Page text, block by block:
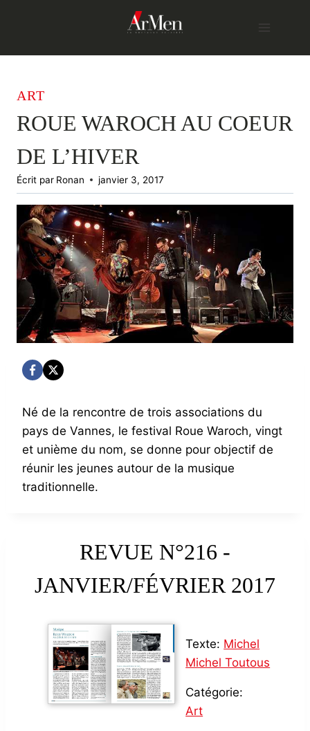
ART
ROUE WAROCH AU COEUR
DE L’HIVER
Écrit par Ronan janvier 3, 2017
Né de la rencontre de trois associations du
pays de Vannes, le festival Roue Waroch, vingt
et unième du nom, se donne pour objectif de
réunir les jeunes autour de la musique
traditionnelle.
REVUE N°216 -
JANVIER/FÉVRIER 2017
Texte: Michel
Michel Toutous
Catégorie:
Art